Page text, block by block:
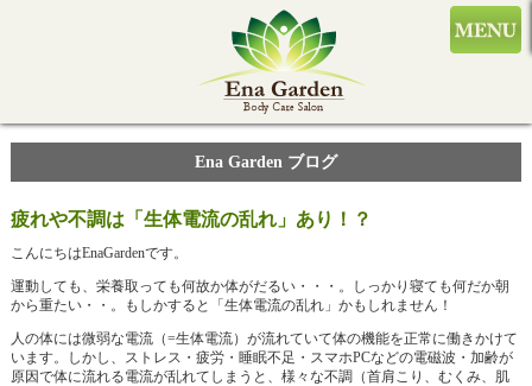
Ena Garden ブログ
疲れや不調は「生体電流の乱れ」あり！？
こんにちはEnaGardenです。
運動しても、栄養取っても何故か体がだるい・・・。しっかり寝ても何だか朝
から重たい・・。もしかすると「生体電流の乱れ」かもしれません！
人の体には微弱な電流（=生体電流）が流れていて体の機能を正常に働きかけて
います。しかし、ストレス・疲労・睡眠不足・スマホPCなどの電磁波・加齢が
原因で体に流れる電流が乱れてしまうと、様々な不調（首肩こり、むくみ、肌